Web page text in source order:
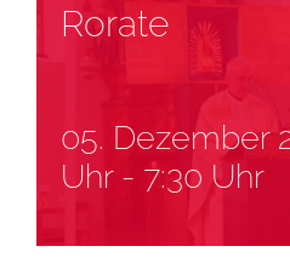
Rorate
05. Dezember
Uhr- 7:30 Uhr